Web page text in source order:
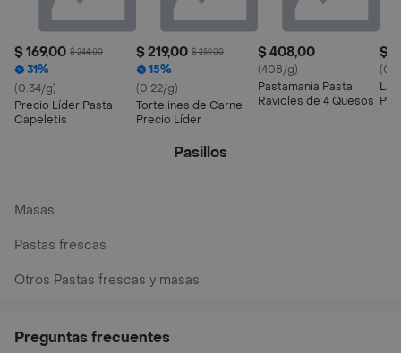
$ 169,00 $ 244,00
31%
(0.34/g)
Precio Líder Pasta
Capeletis
$ 219,00 $ 259,00
15%
(0.22/g)
Tortelines de Carne
Precio Líder
$ 408,00
(408/g)
Pastamania Pasta
Ravioles de 4 Quesos
$
La
Pasillos
Masas
Pastas frescas
Otros Pastas frescas y masas
Preguntas frecuentes